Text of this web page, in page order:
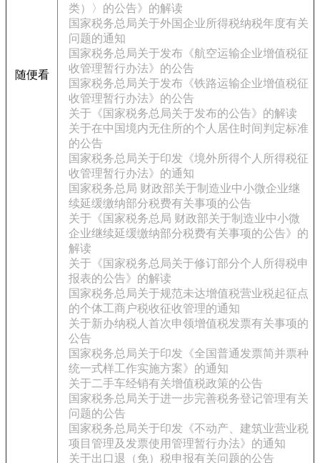
随便看
类）〉的公告》的解读
国家税务总局关于外国企业所得税纳税年度有关
问题的通知
国家税务总局关于发布《航空运输企业增值税征
收管理暂行办法》的公告
国家税务总局关于发布《铁路运输企业增值税征
收管理暂行办法》的公告
关于《国家税务总局关于发布的公告》的解读
关于在中国境内无住所的个人居住时间判定标准
的公告
国家税务总局关于印发《境外所得个人所得税征
收管理暂行办法》的通知
国家税务总局 财政部关于制造业中小微企业继
续延缓缴纳部分税费有关事项的公告
关于《国家税务总局 财政部关于制造业中小微
企业继续延缓缴纳部分税费有关事项的公告》的
解读
关于《国家税务总局关于修订部分个人所得税申
报表的公告》的解读
国家税务总局关于规范未达增值税营业税起征点
的个体工商户税收征收管理的通知
关于新办纳税人首次申领增值税发票有关事项的
公告
国家税务总局关于印发《全国普通发票简并票种
统一式样工作实施方案》的通知
关于二手车经销有关增值税政策的公告
国家税务总局关于进一步完善税务登记管理有关
问题的公告
国家税务总局关于印发《不动产、建筑业营业税
项目管理及发票使用管理暂行办法》的通知
关于出口退（免）税申报有关问题的公告